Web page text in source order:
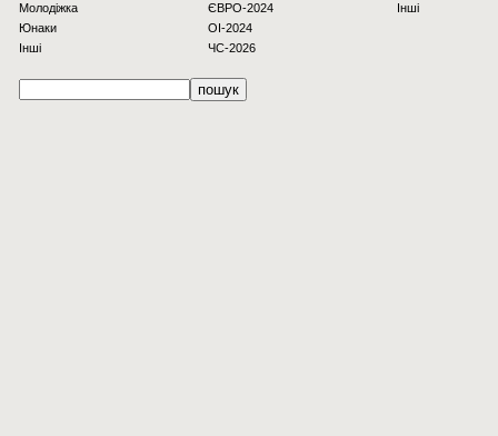
Молодіжка
Юнаки
Інші
ЄВРО-2024
OI-2024
ЧС-2026
Інші